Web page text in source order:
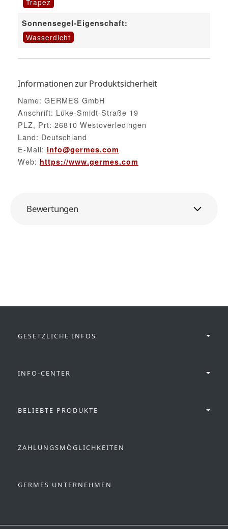
Trapez
Sonnensegel-Eigenschaft:
Wasserdicht
Informationen zur Produktsicherheit
Name: GERMES GmbH
Anschrift: Lüke-Smidt-Straße 19
PLZ, Prt: 26810 Westoverledingen
Land: Deutschland
E-Mail: info@germes.com
Web: https://www.germes.com
Bewertungen
GESETZLICHE INFOS
INFO-CENTER
BELIEBTE PRODUKTE
ZAHLUNGSMÖGLICHKEITEN
GERMES UNTERNEHMEN